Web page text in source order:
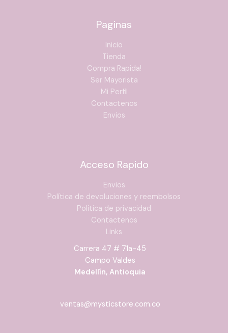
Paginas
Inicio
Tienda
Compra Rapida!
Ser Mayorista
Mi Perfil
Contactenos
Envios
Acceso Rapido
Envios
Política de devoluciones y reembolsos
Política de privacidad
Contactenos
Links
Carrera 47 # 71a-45
Campo Valdes
Medellín, Antioquia
ventas@mysticstore.com.co